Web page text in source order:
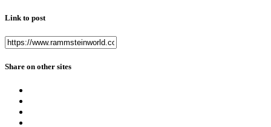
Link to post
Share on other sites